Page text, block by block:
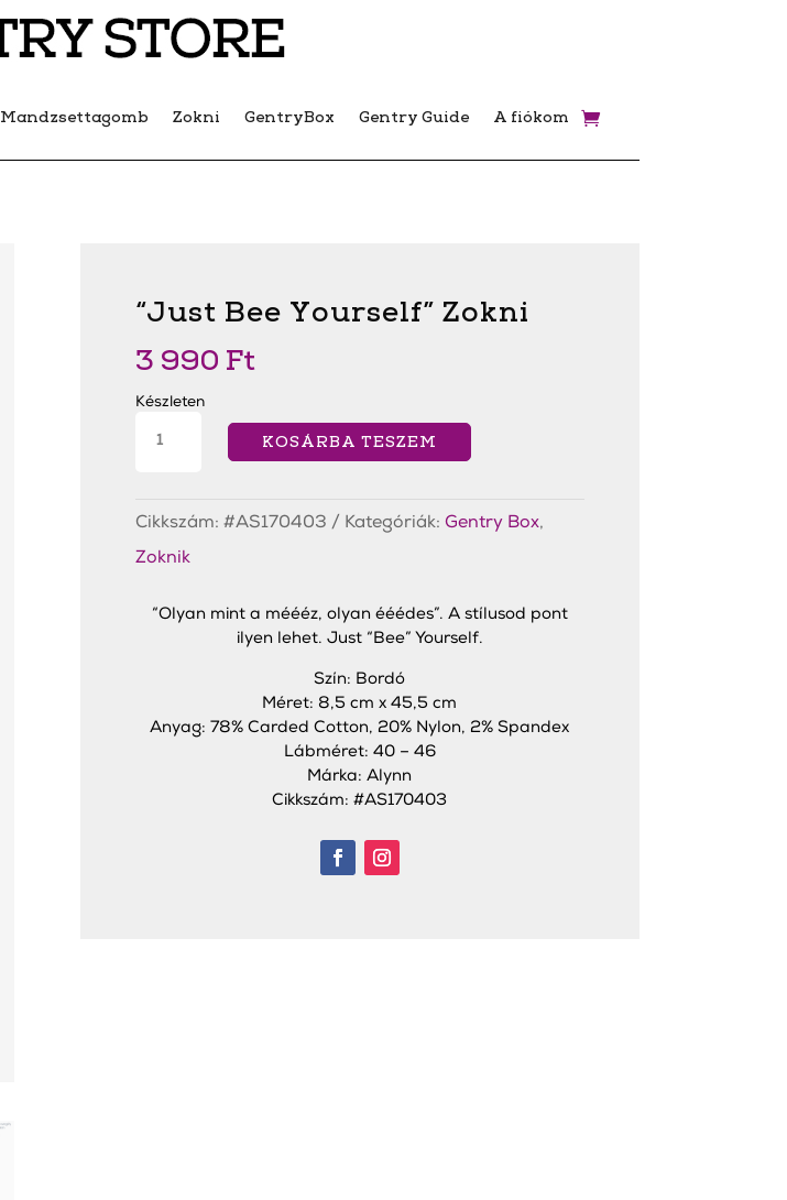
Mandzsettagomb Zokni GentryBox Gentry Guide A fiókom
“Just Bee Yourself” Zokni
3 990 Ft
Készleten
Bee
KOSÁRBA TESZEM
Cikkszám: #AS170403 Kategóriák: Gentry Box,
Zoknik
“Olyan mint a méééz, olyan ééédes”. A stílusod pont
ilyen lehet. Just “Bee” Yourself.
Szín: Bordó
Méret: 8,5 cm x 45,5 cm
Anyag: 78% Carded Cotton, 20% Nylon, 2% Spandex
Lábméret: 40 – 46
Márka: Alynn
Cikkszám: #AS170403